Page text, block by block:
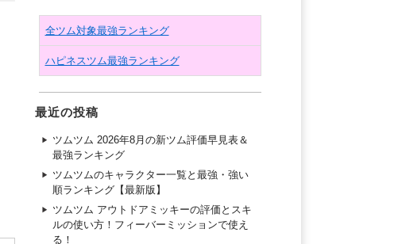
全ツム対象最強ランキング
ハピネスツム最強ランキング
最近の投稿
ツムツム 2026年8月の新ツム評価早見表＆
最強ランキング
ツムツムのキャラクター一覧と最強・強い
順ランキング【最新版】
ツムツム アウトドアミッキーの評価とスキ
ルの使い方！フィーバーミッションで使え
る！